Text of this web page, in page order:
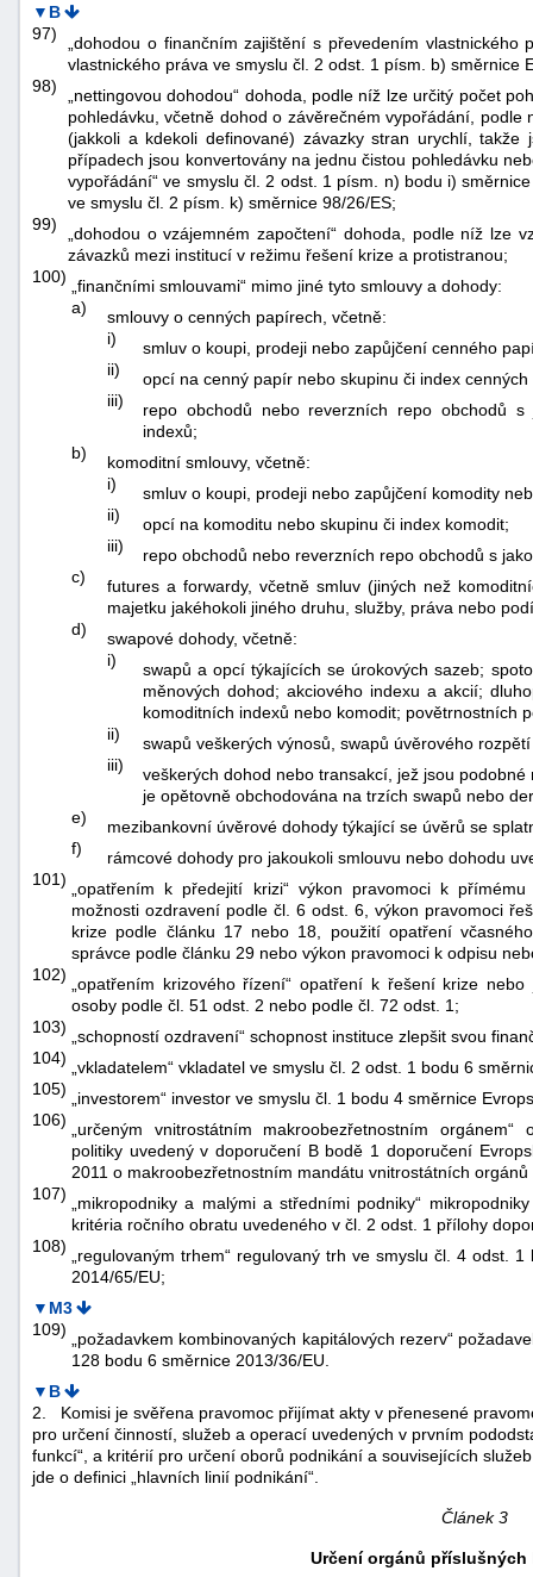
▼B
97)
„dohodou o finančním zajištění s převedením
vlastnického práva ve smyslu čl. 2 odst. 1 písm. b) směrnice
98)
„nettingovou dohodou“ dohoda, podle níž lze určitý počet
pohledávku, včetně dohod o závěrečném vypořádání,
(jakkoli a kdekoli definované) závazky stran urychlí,
případech jsou konvertovány na jednu čistou pohledávku
vypořádání“ ve smyslu čl. 2 odst. 1 písm. n) bodu i)
ve smyslu čl. 2 písm. k) směrnice 98/26/ES;
99)
„dohodou o vzájemném započtení“ dohoda, podle níž lze
závazků mezi institucí v režimu řešení krize a protistranou;
100)
„finančními smlouvami“ mimo jiné tyto smlouvy a dohody:
a)
smlouvy o cenných papírech, včetně:
i)
smluv o koupi, prodeji nebo zapůjčení cenného
ii)
opcí na cenný papír nebo skupinu či index
iii)
repo obchodů nebo reverzních repo obchodů
indexů;
b)
komoditní smlouvy, včetně:
i)
smluv o koupi, prodeji nebo zapůjčení komodity
ii)
opcí na komoditu nebo skupinu či index komodit;
iii)
repo obchodů nebo reverzních repo obchodů s
c)
futures a forwardy, včetně smluv (jiných než
majetku jakéhokoli jiného druhu, služby, práva nebo
d)
swapové dohody, včetně:
i)
swapů a opcí týkajících se úrokových sazeb;
měnových dohod; akciového indexu a akcií;
komoditních indexů nebo komodit; povětrnostních
ii)
swapů veškerých výnosů, swapů úvěrového
iii)
veškerých dohod nebo transakcí, jež jsou
je opětovně obchodována na trzích swapů nebo
e)
mezibankovní úvěrové dohody týkající se úvěrů se
f)
rámcové dohody pro jakoukoli smlouvu nebo dohodu
101)
„opatřením k předejití krizi“ výkon pravomoci k
možnosti ozdravení podle čl. 6 odst. 6, výkon pravomoci
krize podle článku 17 nebo 18, použití opatření
správce podle článku 29 nebo výkon pravomoci k odpisu
102)
„opatřením krizového řízení“ opatření k řešení krize
osoby podle čl. 51 odst. 2 nebo podle čl. 72 odst. 1;
103)
„schopností ozdravení“ schopnost instituce zlepšit svou
104)
„vkladatelem“ vkladatel ve smyslu čl. 2 odst. 1 bodu 6
105)
„investorem“ investor ve smyslu čl. 1 bodu 4 směrnice
106)
„určeným vnitrostátním makroobezřetnostním
politiky uvedený v doporučení B bodě 1 doporučení
2011 o makroobezřetnostním mandátu vnitrostátních orgánů
107)
„mikropodniky a malými a středními podniky“
kritéria ročního obratu uvedeného v čl. 2 odst. 1 přílohy
108)
„regulovaným trhem“ regulovaný trh ve smyslu čl. 4 odst.
2014/65/EU;
▼M3
109)
„požadavkem kombinovaných kapitálových rezerv“
128 bodu 6 směrnice 2013/36/EU.
▼B
2.
Komisi je svěřena pravomoc přijímat akty v přenesené
pro určení činností, služeb a operací uvedených v prvním
funkcí“, a kritérií pro určení oborů podnikání a souvisejících
jde o definici „hlavních linií podnikání“.
Článek 3
Určení orgánů příslušných